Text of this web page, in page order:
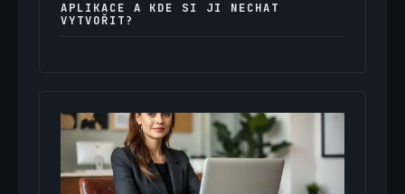
APLIKACE A KDE SI JI NECHAT
VYTVOŘIT?